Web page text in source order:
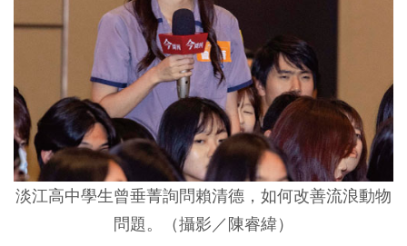
淡江高中學生曾垂菁詢問賴清德，如何改善流浪動物
問題。（攝影／陳睿緯）